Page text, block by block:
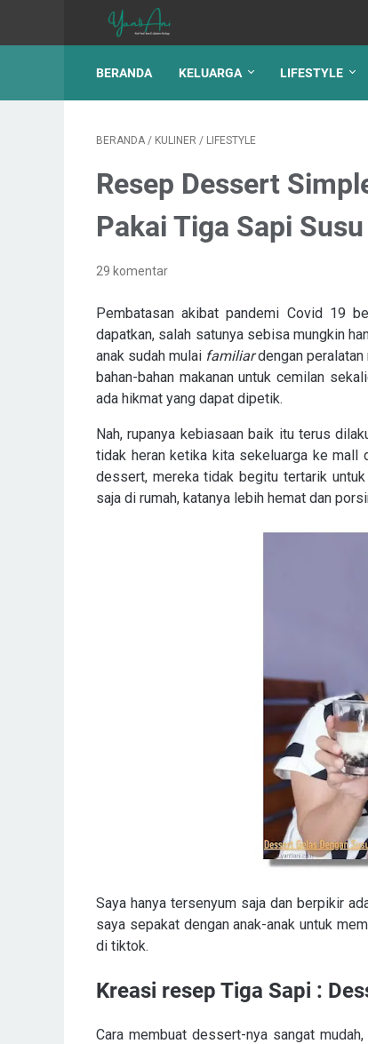
BERANDA KELUARGA LIFESTYLE
BERANDA / KULINER / LIFESTYLE
Resep Dessert
Pakai Tiga Sapi
29 komentar
Pembatasan akibat pandemi Covid 19
dapatkan, salah satunya sebisa mungkin
anak sudah mulai familiardengan peralatan
bahan-bahan makanan untuk cemilan
ada hikmat yang dapat dipetik.
Nah, rupanya kebiasaan baik itu terus
tidak heran ketika kita sekeluarga ke mall
dessert, mereka tidak begitu tertarik
saja di rumah, katanya lebih hemat dan
Saya hanya tersenyum saja dan berpikir
saya sepakat dengan anak-anak untuk
di tiktok.
Kreasi resep Tiga Sapi :
Cara membuat dessert-nya sangat